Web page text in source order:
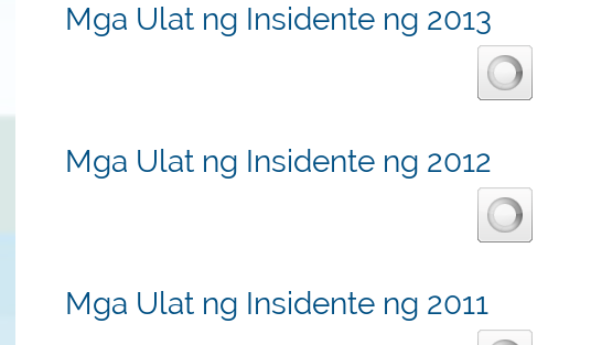
Mga Ulat ng Insidente ng 2013
Mga Ulat ng Insidente ng 2012
Mga Ulat ng Insidente ng 2011